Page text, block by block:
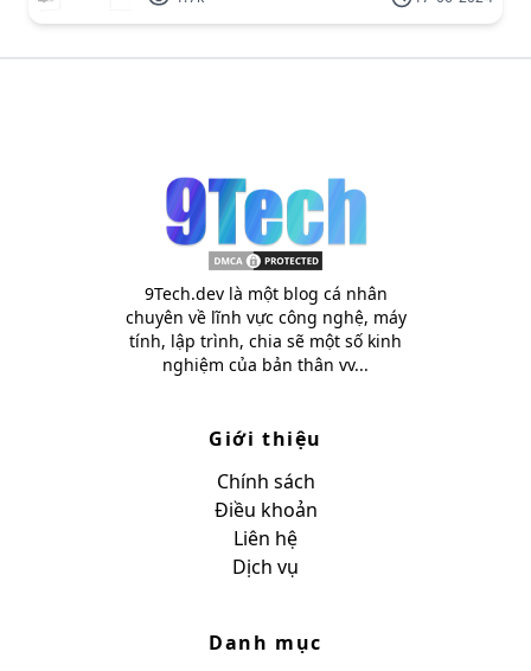
9Tech.dev là một blog cá nhân
chuyên về lĩnh vực công nghệ, máy
tính, lập trình, chia sẽ một số kinh
nghiệm của bản thân vv...
Giới thiệu
Chính sách
Điều khoản
Liên hệ
Dịch vụ
Danh mục